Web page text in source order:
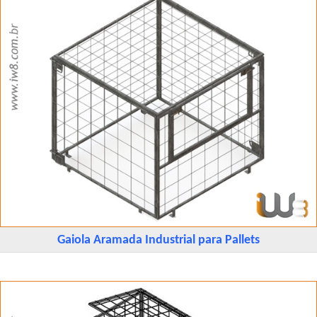
Gaiola Aramada Industrial para Pallets